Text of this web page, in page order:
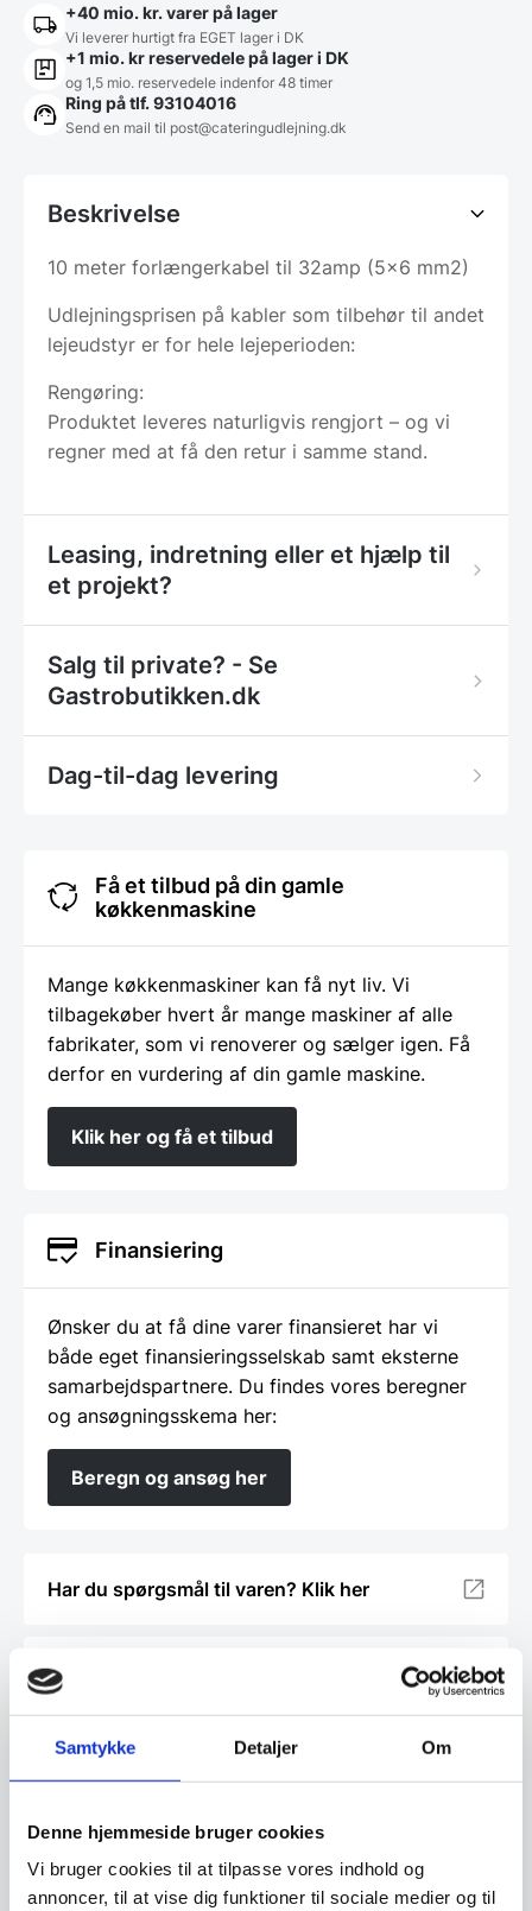
Samtykke Detaljer Om
Denne hjemmeside bruger cookies
Vi bruger cookies til at tilpasse vores indhold og
annoncer, til at vise dig funktioner til sociale medier og til
+40 mio. kr. varer på lager
Vi leverer hurtigt fra EGET lager i DK
+1 mio. kr reservedele på lager i DK
og 1,5 mio. reservedele indenfor 48 timer
Ring på tlf. 93104016
Send en mail til post@cateringudlejning.dk
Beskrivelse
10 meter forlængerkabel til 32amp (5×6 mm2)
Udlejningsprisen på kabler som tilbehør til andet
lejeudstyr er for hele lejeperioden:
Rengøring:
Produktet leveres naturligvis rengjort – og vi
regner med at få den retur i samme stand.
Leasing, indretning eller et hjælp til
et projekt?
Salg til private? - Se
Gastrobutikken.dk
Dag-til-dag levering
Få et tilbud på din gamle
køkkenmaskine
Mange køkkenmaskiner kan få nyt liv. Vi
tilbagekøber hvert år mange maskiner af alle
fabrikater, som vi renoverer og sælger igen. Få
derfor en vurdering af din gamle maskine.
Klik her og få et tilbud
Finansiering
Ønsker du at få dine varer finansieret har vi
både eget finansieringsselskab samt eksterne
samarbejdspartnere. Du findes vores beregner
og ansøgningsskema her:
Beregn og ansøg her
Har du spørgsmål til varen? Klik her
Vi prismatcher - Klik her
Relaterede varer
Til leje Til leje